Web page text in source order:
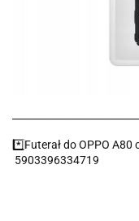
*️⃣Futerał do OPPO A80
5903396334719